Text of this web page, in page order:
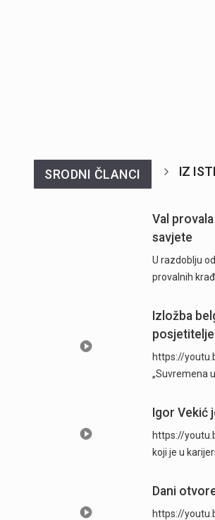
SRODNI ČLANCI IZ
Val
savjete
U razdoblju
provalnih
Izložba
posjetitelje
https://
„Suvremena
Igor Vekić
https://
koji je u
Dani
https://